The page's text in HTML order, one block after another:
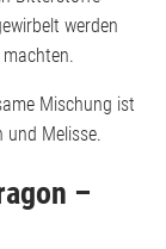
werden
Mischung ist
und Melisse.
–